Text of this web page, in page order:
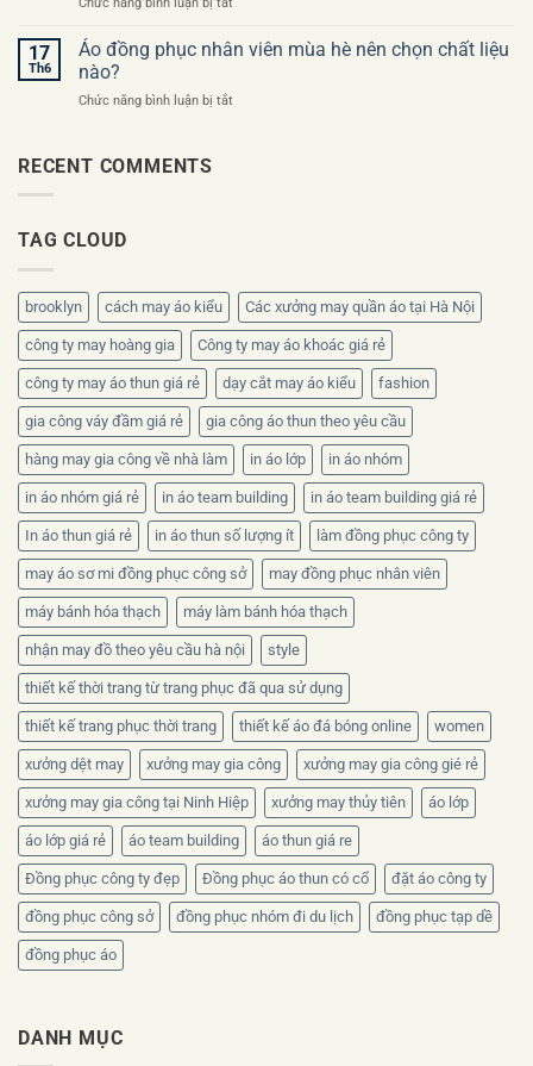
lần
cho
kiện
nên
kế
phục
17
Th6
Áo đồng phục nhân viên mùa hè nên chọn chất liệu
nào?
Chức năng bình luận bị tắt
chất
liệu
nào?
RECENT COMMENTS
TAG CLOUD
brooklyn cách may áo kiểu Các xưởng may quần áo tại Hà Nội
công ty may hoàng gia Công ty may áo khoác giá rẻ
công ty may áo thun giá rẻ dạy cắt may áo kiểu fashion
gia công váy đầm giá rẻ gia công áo thun theo yêu cầu
hàng may gia công về nhà làm in áo lớp in áo nhóm
in áo nhóm giá rẻ in áo team building in áo team building giá rẻ
In áo thun giá rẻ in áo thun số lượng ít làm đồng phục công ty
may áo sơ mi đồng phục công sở may đồng phục nhân viên
máy bánh hóa thạch máy làm bánh hóa thạch
nhận may đồ theo yêu cầu hà nội style
thiết kế thời trang từ trang phục đã qua sử dụng
thiết kế trang phục thời trang thiết kế áo đá bóng online women
xưởng dệt may xưởng may gia công xưởng may gia công gié rẻ
xưởng may gia công tại Ninh Hiệp xưởng may thủy tiên áo lớp
áo lớp giá rẻ áo team building áo thun giá re
Đồng phục công ty đẹp Đồng phục áo thun có cổ đặt áo công ty
đồng phục công sở đồng phục nhóm đi du lịch đồng phục tạp dề
đồng phục áo
DANH MỤC